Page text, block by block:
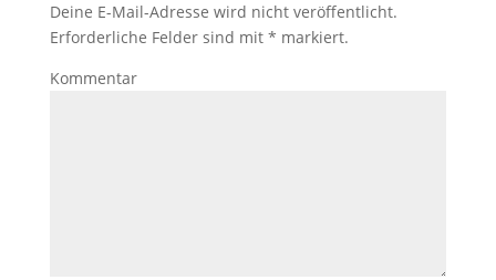
Deine E-Mail-Adresse wird nicht veröffentlicht.
Erforderliche Felder sind mit * markiert.
Kommentar